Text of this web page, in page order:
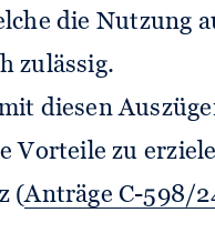
die Nutzung
zulässig.
diesen
Vorteile zu
(Anträge C-598/